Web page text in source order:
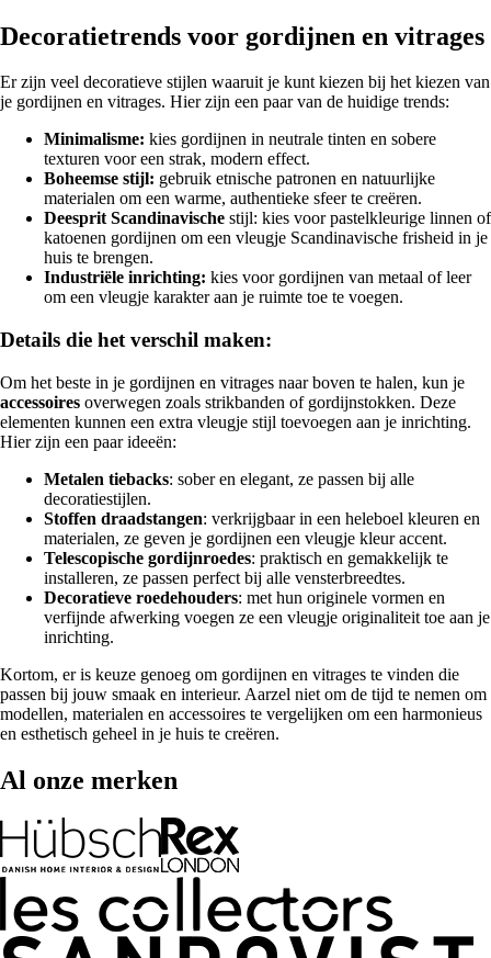
Decoratietrends voor gordijnen en vitrages
Er zijn veel decoratieve stijlen waaruit je kunt kiezen bij het kiezen van
je gordijnen en vitrages. Hier zijn een paar van de huidige trends:
Minimalisme: kies gordijnen in neutrale tinten en sobere
texturen voor een strak, modern effect.
Boheemse stijl: gebruik etnische patronen en natuurlijke
materialen om een warme, authentieke sfeer te creëren.
Deesprit Scandinavische stijl: kies voor pastelkleurige linnen of
katoenen gordijnen om een vleugje Scandinavische frisheid in je
huis te brengen.
Industriële inrichting: kies voor gordijnen van metaal of leer
om een vleugje karakter aan je ruimte toe te voegen.
Details die het verschil maken:
Om het beste in je gordijnen en vitrages naar boven te halen, kun je
accessoires overwegen zoals strikbanden of gordijnstokken. Deze
elementen kunnen een extra vleugje stijl toevoegen aan je inrichting.
Hier zijn een paar ideeën:
Metalen tiebacks: sober en elegant, ze passen bij alle
decoratiestijlen.
Stoffen draadstangen: verkrijgbaar in een heleboel kleuren en
materialen, ze geven je gordijnen een vleugje kleur accent.
Telescopische gordijnroedes: praktisch en gemakkelijk te
installeren, ze passen perfect bij alle vensterbreedtes.
Decoratieve roedehouders: met hun originele vormen en
verfijnde afwerking voegen ze een vleugje originaliteit toe aan je
inrichting.
Kortom, er is keuze genoeg om gordijnen en vitrages te vinden die
passen bij jouw smaak en interieur. Aarzel niet om de tijd te nemen om
modellen, materialen en accessoires te vergelijken om een harmonieus
en esthetisch geheel in je huis te creëren.
Al onze merken